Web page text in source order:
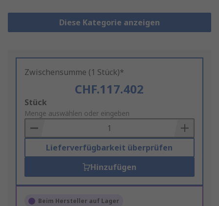
Diese Kategorie anzeigen
Zwischensumme (1 Stück)*
CHF.117.402
Add
to
Basket
Stück
Menge auswählen oder eingeben
Lieferverfügbarkeit überprüfen
Hinzufügen
Beim Hersteller auf Lager